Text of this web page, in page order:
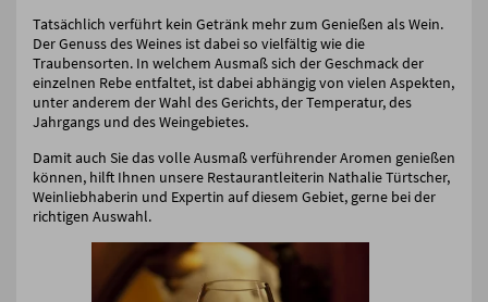
Tatsächlich verführt kein Getränk mehr zum Genießen als Wein.
Der Genuss des Weines ist dabei so vielfältig wie die
Traubensorten. In welchem Ausmaß sich der Geschmack der
einzelnen Rebe entfaltet, ist dabei abhängig von vielen Aspekten,
unter anderem der Wahl des Gerichts, der Temperatur, des
Jahrgangs und des Weingebietes.
Damit auch Sie das volle Ausmaß verführender Aromen genießen
können, hilft Ihnen unsere Restaurantleiterin Nathalie Türtscher,
Weinliebhaberin und Expertin auf diesem Gebiet, gerne bei der
richtigen Auswahl.